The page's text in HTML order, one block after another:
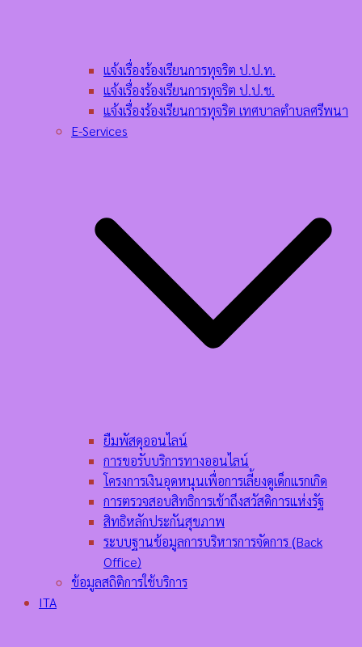
แจ้งเรื่องร้องเรียนการทุจริต ป.ป.ท.
แจ้งเรื่องร้องเรียนการทุจริต ป.ป.ช.
แจ้งเรื่องร้องเรียนการทุจริต เทศบาลตำบลศรีพนา
E-Services
ยืมพัสดุออนไลน์
การขอรับบริการทางออนไลน์
โครงการเงินอุดหนุนเพื่อการเลี้ยงดูเด็กแรกเกิด
การตรวจสอบสิทธิการเข้าถึงสวัสดิการแห่งรัฐ
สิทธิหลักประกันสุขภาพ
ระบบฐานข้อมูลการบริหารการจัดการ (ฺBack
Office)
ข้อมูลสถิติการใช้บริการ
ITA